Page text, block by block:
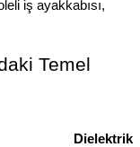
iş ayakkabısı,
Temel
Dielektrik